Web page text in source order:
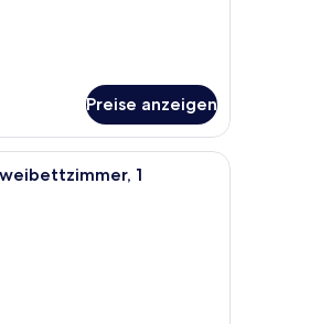
Preise anzeigen
Hochwertige Bettwaren, Zimmersafe,
1